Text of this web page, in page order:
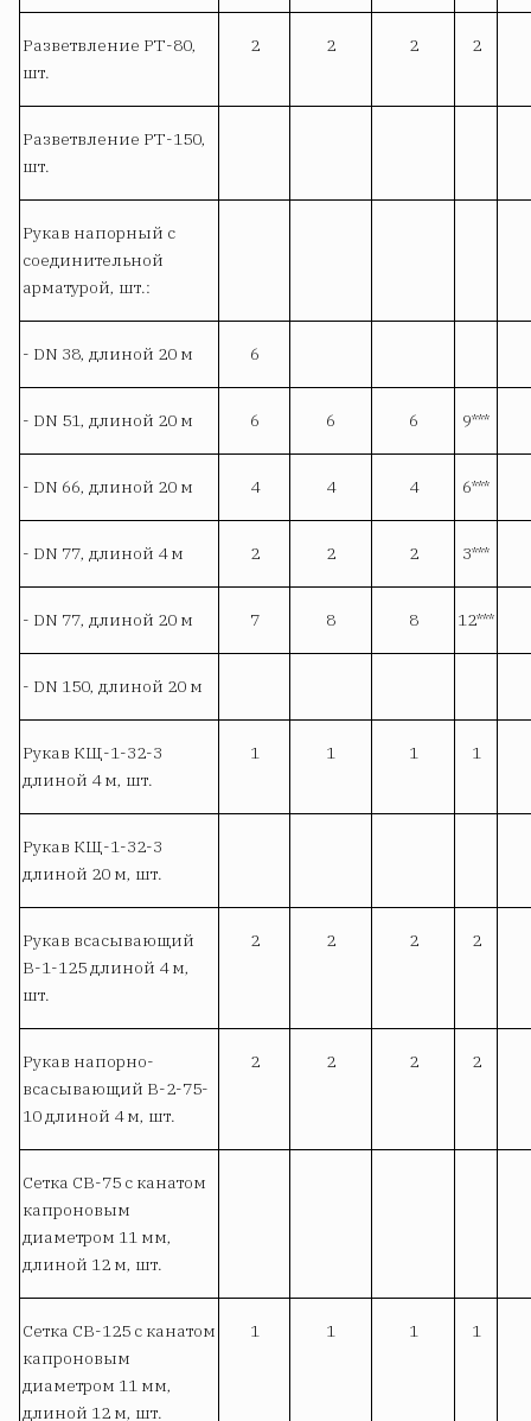
Разветвление РТ-80,
шт.
2 2 2 2
Разветвление РТ-150,
шт.
Рукав напорный с
соединительной
арматурой, шт.:
- DN 38, длиной 20 м 6
- DN 51, длиной 20 м 6 6 6 9***
- DN 66, длиной 20 м 4 4 4 6***
- DN 77, длиной 4 м 2 2 2 3***
- DN 77, длиной 20 м 7 8 8 12***
- DN 150, длиной 20 м
Рукав КЩ-1-32-3
длиной 4 м, шт.
1 1 1 1
Рукав КЩ-1-32-3
длиной 20 м, шт.
Рукав всасывающий
В-1-125 длиной 4 м,
шт.
2 2 2 2
Рукав напорно-
всасывающий В-2-75-
10 длиной 4 м, шт.
2 2 2 2
Сетка СВ-75 с канатом
капроновым
диаметром 11 мм,
длиной 12 м, шт.
Сетка СВ-125 с канатом
капроновым
диаметром 11 мм,
длиной 12 м, шт.
1 1 1 1